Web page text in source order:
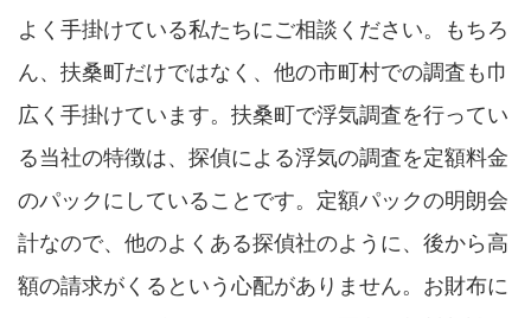
よく手掛けている私たちにご相談ください。もちろ
ん、扶桑町だけではなく、他の市町村での調査も巾
広く手掛けています。扶桑町で浮気調査を行ってい
る当社の特徴は、探偵による浮気の調査を定額料金
のパックにしていることです。定額パックの明朗会
計なので、他のよくある探偵社のように、後から高
額の請求がくるという心配がありません。お財布に